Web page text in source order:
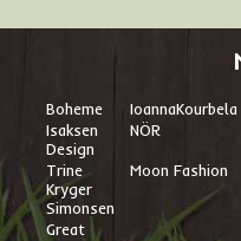
Boheme IoannaKourbela
Isaksen
Design
NÖR
Trine
Kryger
Simonsen
Moon Fashion
Great